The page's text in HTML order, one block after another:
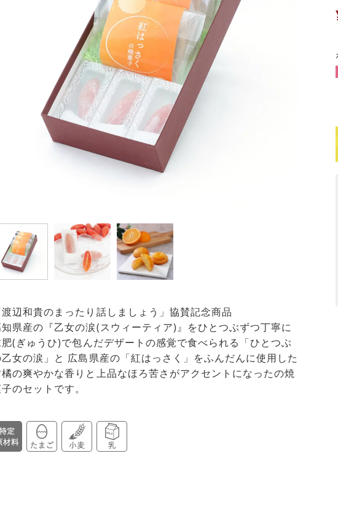
渡辺和貴のまったり話しましょう」協賛記念商品
県産の『乙女の涙(スウィーティア)』をひとつぶずつ丁寧に
(ぎゅうひ)で包んだデザートの感覚で食べられる「ひとつぶ
女の涙」と 広島県産の「紅はっさく」をふんだんに使用した
の爽やかな香りと上品なほろ苦さがアクセントになったの焼
のセットです。